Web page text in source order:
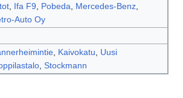
, Ifa F9 Pobeda Mercedes-Benz,
Auto Oy
, Kaivokatu
Uusi
, Stockmann